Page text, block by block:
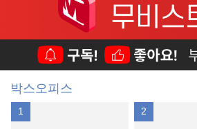
박스오피스
1 2